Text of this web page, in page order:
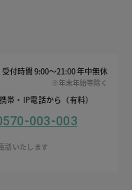
受付時間 9:00～21:00 年中無休
※年末年始等除く
携帯・IP電話から（有料）
003-003
話いたします